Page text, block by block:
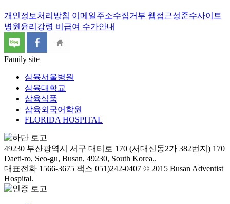
개인정보처리방침 이메일주소수집거부 웹접근성준수사이트
병원윤리강령 비급여 수가안내
Family site
삼육서울병원
삼육대학교
삼육식품
삼육외국어학원
FLORIDA HOSPITAL
49230 부산광역시 서구 대티로 170 (서대신동2가 382번지) 170
Daeti-ro, Seo-gu, Busan, 49230, South Korea..
대표전화 1566-3675 팩스 051)242-0407 © 2015 Busan Adventist
Hospital.